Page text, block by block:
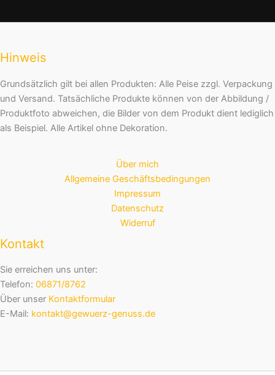
Hinweis
Grundsätzlich gilt bei allen Produkten: Alle Peise zzgl. Verpackung
und Versand. Tatsächliche Produkte können von der Abbildung /
Produktfoto abweichen, die Bilder von dem Produkt dient lediglich
als Beispiel. Alle Artikel ohne Dekoration.
Über mich
Allgemeine Geschäftsbedingungen
Impressum
Datenschutz
Widerruf
Kontakt
Sie erreichen uns unter:
Telefon: 06871/8762
Über unser Kontaktformular
E-Mail: kontakt@gewuerz-genuss.de